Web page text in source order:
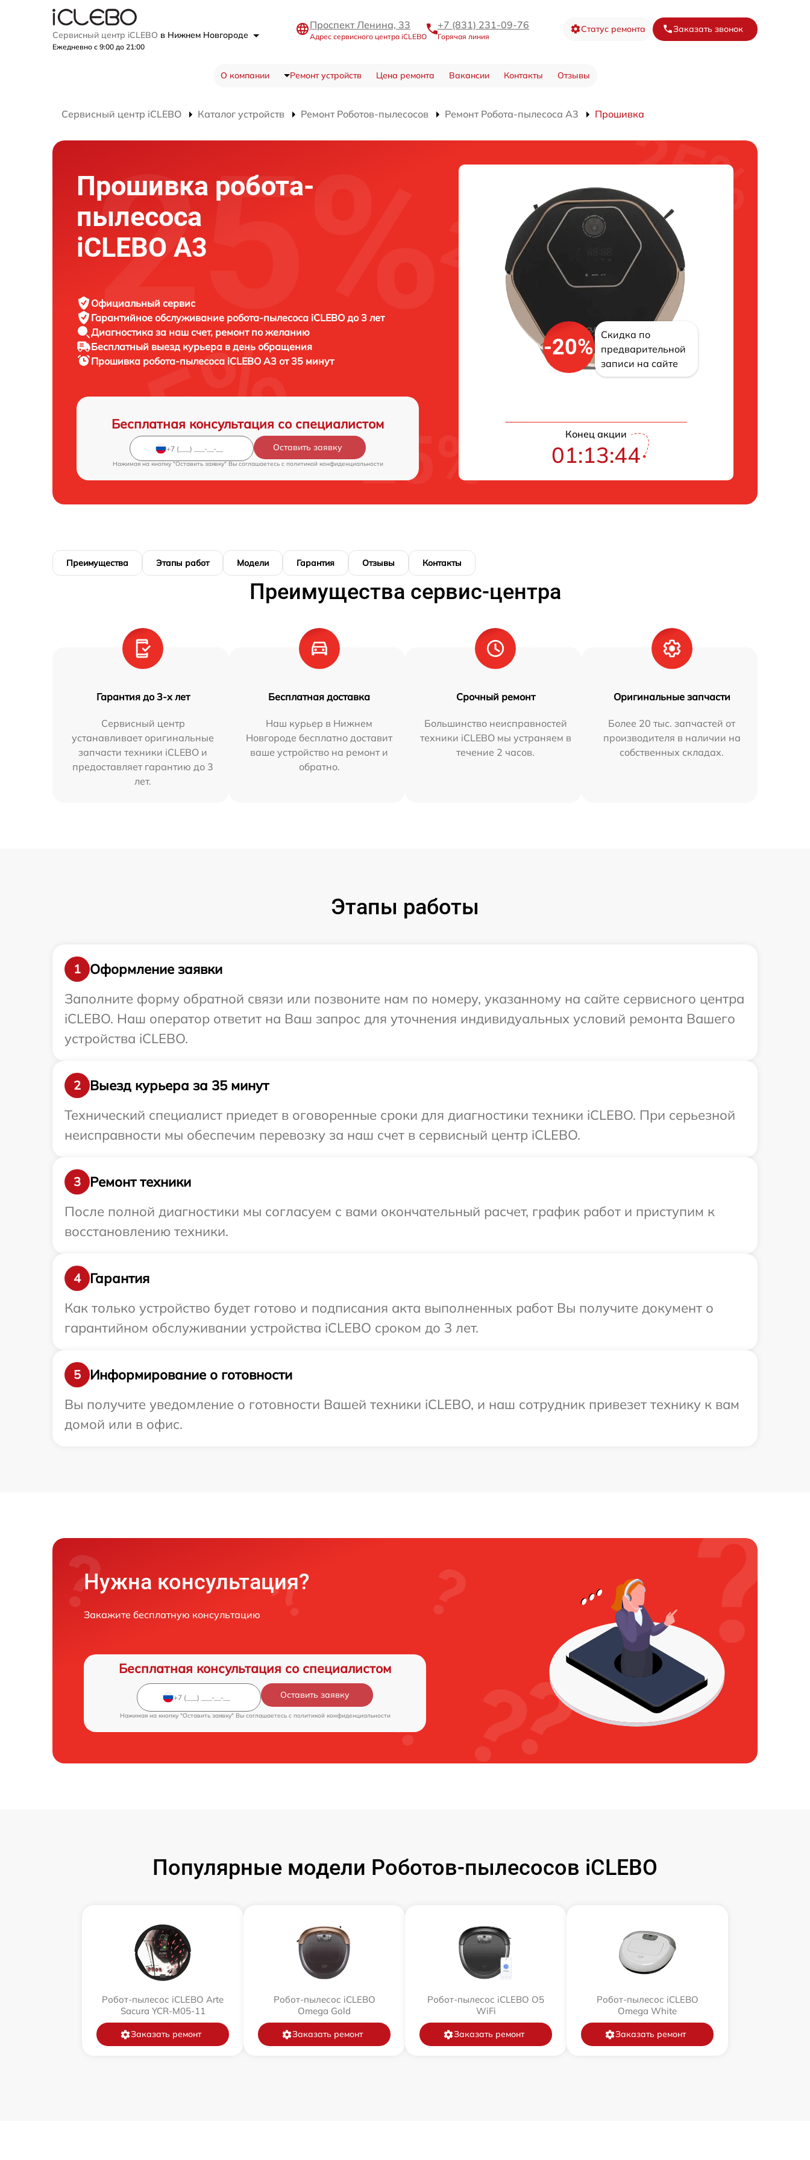
Сервисный центр iCLEBO в Нижнем Новгороде
Ежедневно с 9:00 до 21:00
Проспект Ленина, 33
Адрес сервисного центра iCLEBO
+7 (831) 231-09-76
Горячая линия
Статус ремонта Заказать звонок
О компании Ремонт устройств Цена ремонта Вакансии Контакты Отзывы
Сервисный центр iCLEBO Каталог устройств Ремонт Роботов-пылесосов Ремонт Робота-пылесоса A3 Прошивка
Прошивка робота-
пылесоса
iCLEBO A3
Официальный сервис
Гарантийное обслуживание робота-пылесоса iCLEBO до 3 лет
Диагностика за наш счет, ремонт по желанию
Бесплатный выезд курьера в день обращения
Прошивка робота-пылесоса iCLEBO A3 от 35 минут
Бесплатная консультация со специалистом
Оставить заявку
Нажимая на кнопку "Оставить заявку" Вы соглашаетесь c политикой конфиденциальности
-20%
Скидка по
предварительной
записи на сайте
Конец акции
01:13:43
Преимущества Этапы работ Модели Гарантия Отзывы Контакты
Преимущества сервис-центра
Гарантия до 3-х лет
Сервисный центр
устанавливает оригинальные
запчасти техники iCLEBO и
предоставляет гарантию до 3
лет.
Бесплатная доставка
Наш курьер в Нижнем
Новгороде бесплатно доставит
ваше устройство на ремонт и
обратно.
Срочный ремонт
Большинство неисправностей
техники iCLEBO мы устраняем в
течение 2 часов.
Оригинальные запчасти
Более 20 тыс. запчастей от
производителя в наличии на
собственных складах.
Этапы работы
1
Оформление заявки
Заполните форму обратной связи или позвоните нам по номеру, указанному на сайте сервисного центра
iCLEBO. Наш оператор ответит на Ваш запрос для уточнения индивидуальных условий ремонта Вашего
устройства iCLEBO.
2
Выезд курьера за 35 минут
Технический специалист приедет в оговоренные сроки для диагностики техники iCLEBO. При серьезной
неисправности мы обеспечим перевозку за наш счет в сервисный центр iCLEBO.
3
Ремонт техники
После полной диагностики мы согласуем с вами окончательный расчет, график работ и приступим к
восстановлению техники.
4
Гарантия
Как только устройство будет готово и подписания акта выполненных работ Вы получите документ о
гарантийном обслуживании устройства iCLEBO сроком до 3 лет.
5
Информирование о готовности
Вы получите уведомление о готовности Вашей техники iCLEBO, и наш сотрудник привезет технику к вам
домой или в офис.
Нужна консультация?
Закажите бесплатную консультацию
Бесплатная консультация со специалистом
Оставить заявку
Нажимая на кнопку "Оставить заявку" Вы соглашаетесь c политикой конфиденциальности
Популярные модели Роботов-пылесосов iCLEBO
Робот-пылесос iCLEBO Arte
Sacura YCR-M05-11
Заказать ремонт
Робот-пылесос iCLEBO
Omega Gold
Заказать ремонт
Робот-пылесос iCLEBO O5
WiFi
Заказать ремонт
Робот-пылесос iCLEBO
Omega White
Заказать ремонт